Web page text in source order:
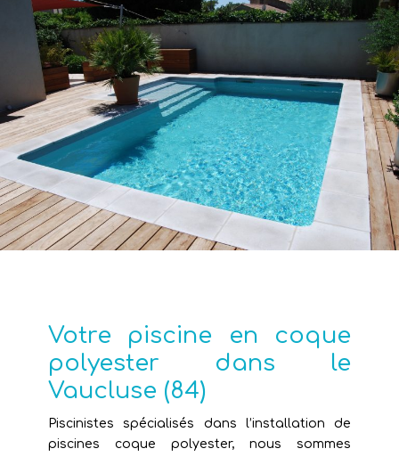
Votre piscine en coque
polyester dans le
Vaucluse (84)
Piscinistes spécialisés dans l’installation de
piscines coque polyester, nous sommes